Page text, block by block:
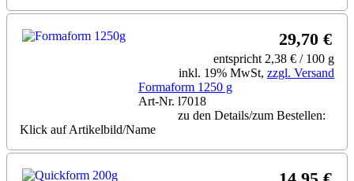
29,70 €
entspricht 2,38 € / 100 g
inkl. 19% MwSt, zzgl. Versand
Formaform 1250 g
Art-Nr. l7018
zu den Details/zum Bestellen:
Klick auf Artikelbild/Name